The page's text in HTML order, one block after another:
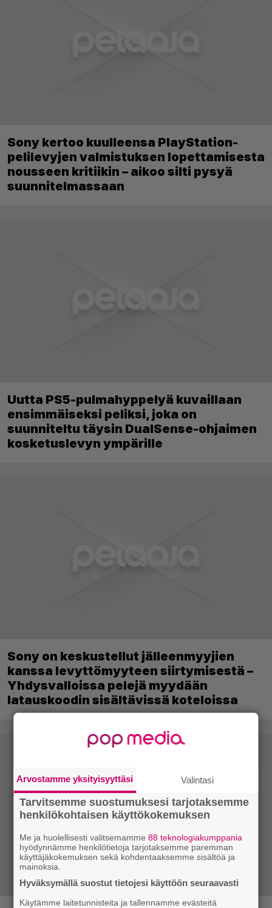
Sony kertoo kuulleensa PlayStation-
pelilevyjen valmistuksen lopettamisesta
nousseen kritiikin – aikoo silti pysyä
suunnitelmassaan
Uutta PS5-pulmahyppelyä kuvaillaan
ensimmäiseksi peliksi, joka on
suunniteltu täysin DualSense-ohjaimen
kosketuslevyn ympärille
Sony on keskustellut jälleenmyyjien
kanssa levyttömyyteen siirtymisestä –
Yhdysvalloissa pelejä myydään
latauskoodin sisältävissä koteloissa
Arvostamme yksityisyyttäsi Valintasi
Tarvitsemme suostumuksesi tarjotaksemme
henkilökohtaisen käyttökokemuksen
Me ja huolellisesti valitsemamme88 teknologiakumppania
hyödynnämme henkilötietoja tarjotaksemme paremman
käyttäjäkokemuksen sekä kohdentaaksemme sisältöä ja
mainoksia.
Hyväksymällä suostut tietojesi käyttöön seuraavasti
Käytämme laitetunnisteita ja tallennamme evästeitä